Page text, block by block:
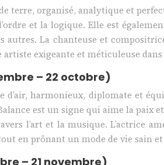
terre, organisé, analytique et
et la logique. Elle est
autres. La chanteuse et
artiste exigeante et méticuleuse
– 22 octobre)
d’air, harmonieux, diplomate et
est un signe qui aime la
l’art et la musique. L’actrice
en prônant un mode de vie sain
– 21 novembre)